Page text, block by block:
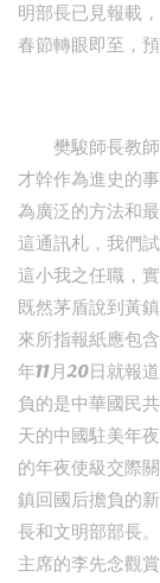
明部長已見報載
春節轉眼即至，
樊駿師長教
才幹作為進史的
為廣泛的方法和
這通訊札，我們
這小我之任職，
既然茅盾說到黃
來所指報紙應包
年11月20日就報
負的是中華國民
天的中國駐美年
的年夜使級交際
鎮回國后擔負的
長和文明部部長
主席的李先念觀